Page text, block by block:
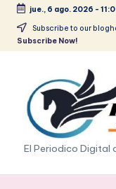
Saltar
jue., 6 ago. 2026 -
Subscribe to our
Subscribe Now!
p
e
El Periodico Digital